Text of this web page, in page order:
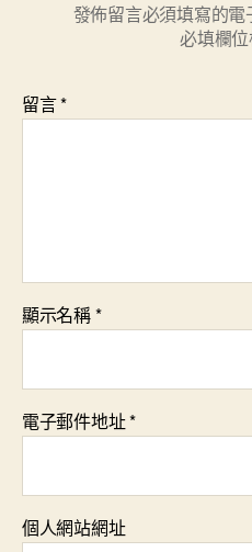
發佈留言必須填寫的電
必填欄
留言*
顯示名稱*
電子郵件地址*
個人網站網址